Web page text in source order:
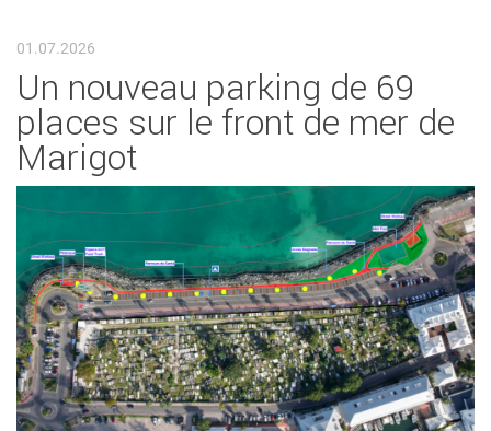
01.07.2026
Un nouveau parking de 69
places sur le front de mer de
Marigot